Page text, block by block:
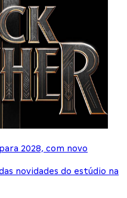
2028, com novo
novidades do estúdio na